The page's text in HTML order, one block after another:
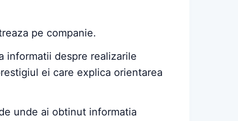
pe companie.
informatii despre realizarile
ei care explica orientarea
unde ai obtinut informatia